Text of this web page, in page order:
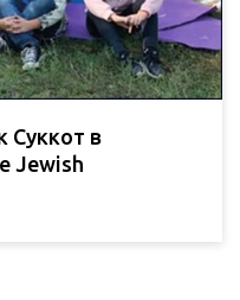
Суккот в
Jewish